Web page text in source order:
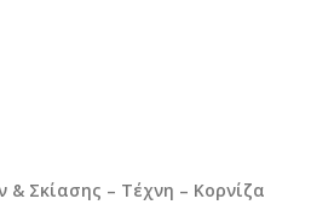
Σκίασης – Τέχνη – Κορνίζα